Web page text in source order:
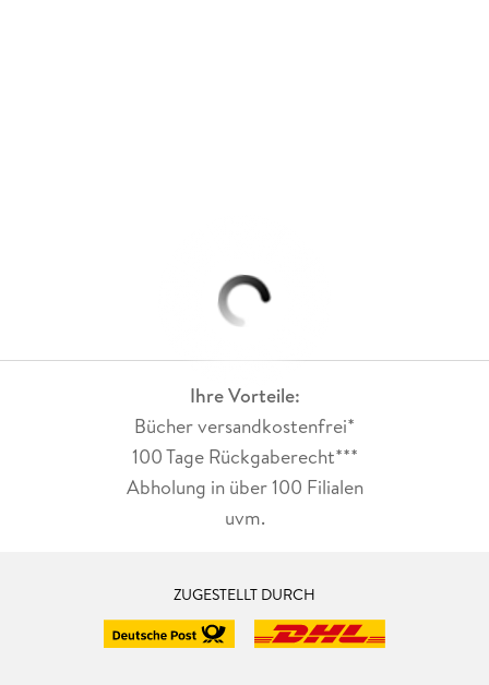
Ihre Vorteile:
Bücher versandkostenfrei*
100 Tage Rückgaberecht***
Abholung in über 100 Filialen
uvm.
ZUGESTELLT DURCH